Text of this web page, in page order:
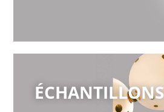
ÉCHANTILLONS